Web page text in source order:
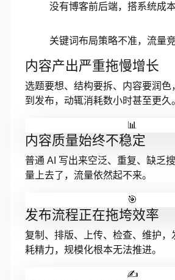
没有博客前后端，搭系统成
关键词布局策略不准，流量
内容产出严重拖慢增长
选题要想、结构要拆、内容要润色
到发布，动辄消耗数小时甚至更久
📊
内容质量始终不稳定
普通 AI 写出来空泛、重复、缺乏
量上去了，流量依然起不来。
🎯
发布流程正在拖垮效率
复制、排版、上传、检查、维护，
耗精力，规模化根本无法推进。
✍️